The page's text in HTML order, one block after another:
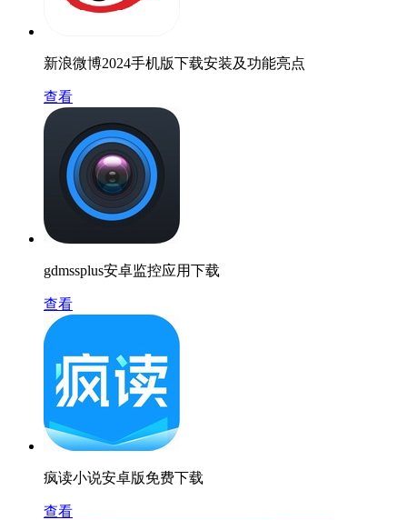
新浪微博2024手机版下载安装及功能亮点
查看
gdmssplus安卓监控应用下载
查看
疯读小说安卓版免费下载
查看